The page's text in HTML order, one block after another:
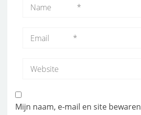
Mijn naam, e-mail en site